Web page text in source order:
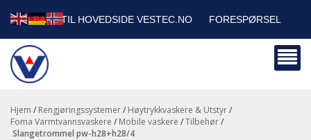
TILBAKE TIL HOVEDSIDE VESTEC.NO FORESPØRSEL
HANDLEVOGN
BEDRIFTSKUNDER
Hjem / Rengjøringssystemer/ Høytrykkvaskere & Utstyr/
Foma Varmtvannsvaskere / Mobile vaskere /Tilbehør/
slangetrommel pw-h28+h28/4